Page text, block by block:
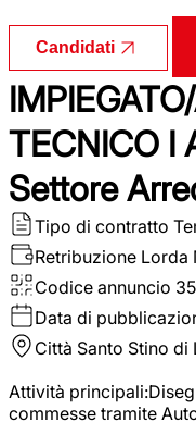
Candidati
TECNICO I
Settore
Tipo di contratto
Retribuzione Lorda
Codice annuncio
Data di
Città Santo Stino di
Attività
commesse tramite